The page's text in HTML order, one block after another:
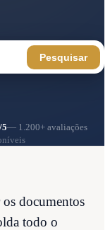
Pesquisar
5— 1.200+ avaliações
documentos
todo o